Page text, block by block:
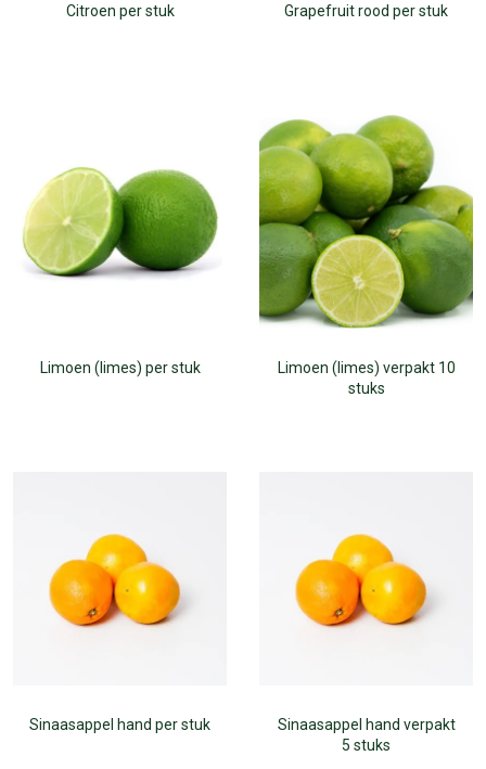
Citroen per stuk Grapefruit rood per stuk
Limoen (limes) per stuk
Limoen (limes) verpakt 10
stuks
Sinaasappel hand per stuk
Sinaasappel hand verpakt
5 stuks